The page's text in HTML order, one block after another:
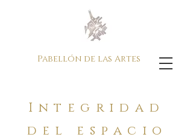
Pabellón de las Artes
Integridad
del espacio